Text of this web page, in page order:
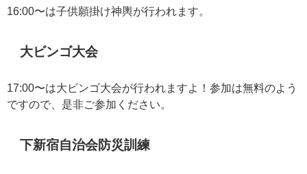
16:00〜は子供願掛け神輿が行われます。
大ビンゴ大会
17:00〜は大ビンゴ大会が行われますよ！参加は無料のよう
ですので、是非ご参加ください。
下新宿自治会防災訓練